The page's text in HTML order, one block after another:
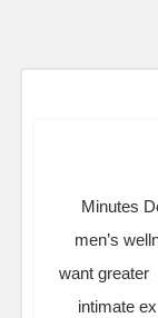
men’s
want greater
intimate